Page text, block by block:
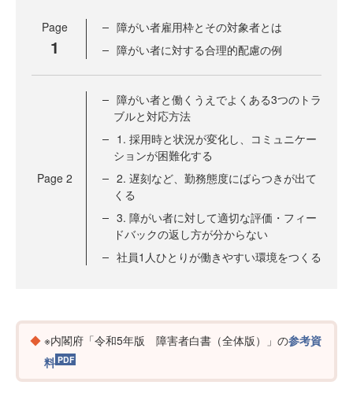
Page
1
障がい者雇用枠とその対象者とは
障がい者に対する合理的配慮の例
Page 2
障がい者と働くうえでよくある3つのトラ
ブルと対応方法
1. 採用時と状況が変化し、コミュニケー
ションが困難化する
2. 遅刻など、勤務態度にばらつきが出て
くる
3. 障がい者に対して適切な評価・フィー
ドバックの返し方が分からない
社員1人ひとりが働きやすい環境をつくる
※内閣府「令和5年版 障害者白書（全体版）」の参考資
料